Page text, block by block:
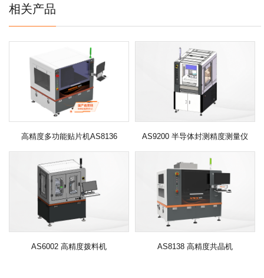
相关产品
高精度多功能贴片机AS8136 AS9200 半导体封测精度测量仪
AS6002 高精度拨料机 AS8138 高精度共晶机